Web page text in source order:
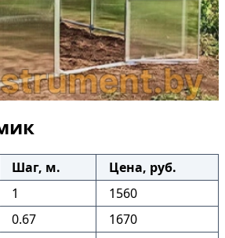
Шаг, м.
Цена, руб.
1
1560
0.67
1670